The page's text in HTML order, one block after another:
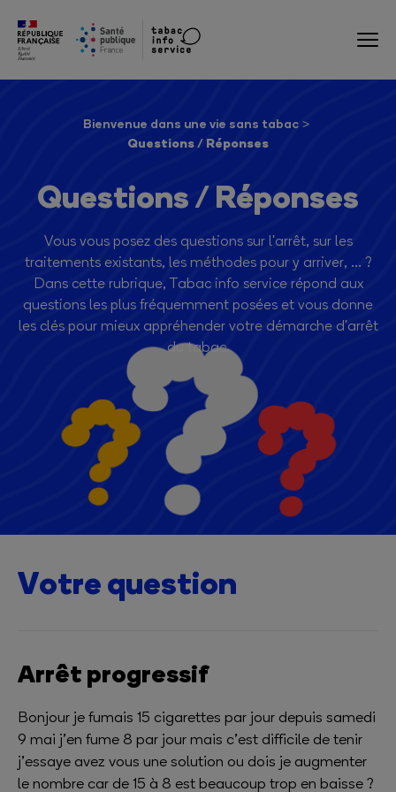
Bienvenue dans une vie sans tabac
Questions / Réponses
Questions / Réponses
Vous vous posez des questions sur l'arrêt, sur les
traitements existants, les méthodes pour y arriver, ... ?
Dans cette rubrique, Tabac info service répond aux
questions les plus fréquemment posées et vous donne
les clés pour mieux appréhender votre démarche d'arrêt
du tabac.
Votre question
Arrêt progressif
Bonjour je fumais 15 cigarettes par jour depuis samedi
9 mai j’en fume 8 par jour mais c’est difficile de tenir
j’essaye avez vous une solution ou dois je augmenter
le nombre car de 15 à 8 est beaucoup trop en baisse ?